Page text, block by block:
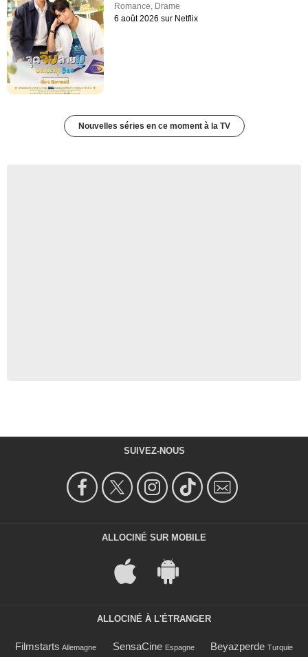
Romance, Drame
6 août 2026 sur Netflix
Nouvelles séries en ce moment à la TV
SUIVEZ-NOUS
ALLOCINÉ SUR MOBILE
ALLOCINÉ À L'ÉTRANGER
Filmstarts Allemagne SensaCine Espagne Beyazperde Turquie